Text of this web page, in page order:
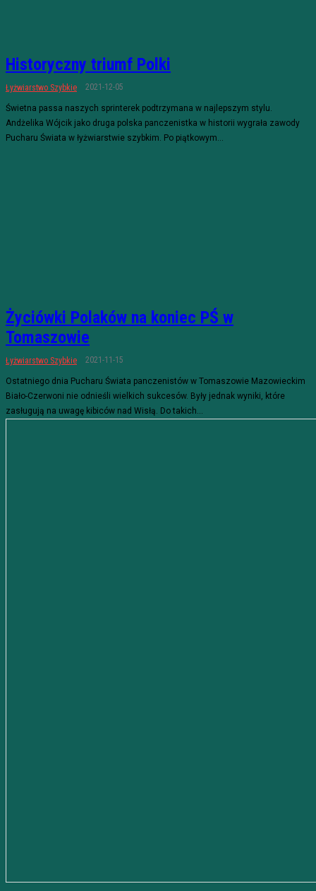
Historyczny triumf Polki
Łyżwiarstwo Szybkie 2021-12-05
Świetna passa naszych sprinterek podtrzymana w najlepszym stylu.
Andżelika Wójcik jako druga polska panczenistka w historii wygrała zawody
Pucharu Świata w łyżwiarstwie szybkim. Po piątkowym...
Życiówki Polaków na koniec PŚ w
Tomaszowie
Łyżwiarstwo Szybkie 2021-11-15
Ostatniego dnia Pucharu Świata panczenistów w Tomaszowie Mazowieckim
Biało-Czerwoni nie odnieśli wielkich sukcesów. Były jednak wyniki, które
zasługują na uwagę kibiców nad Wisłą. Do takich...